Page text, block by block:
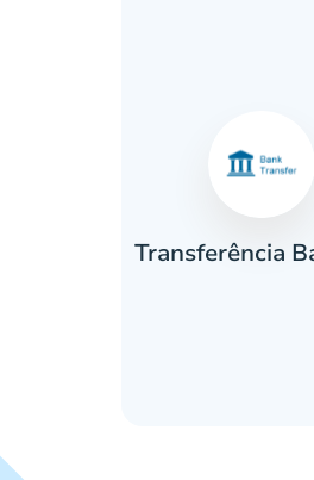
Transferência